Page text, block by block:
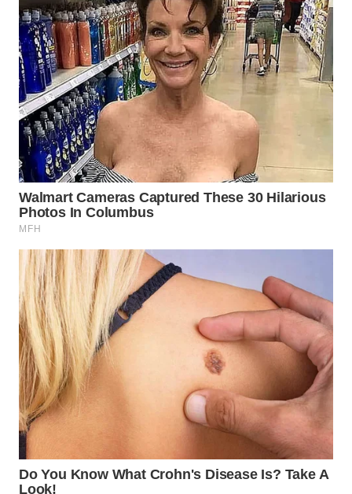
WN
PAKPAK
WN
KARAWANG
WN
BEKASI
WN
BOGOR
DEPOK
WN
TAPANULI
UTARA
WN
SAMOSIR